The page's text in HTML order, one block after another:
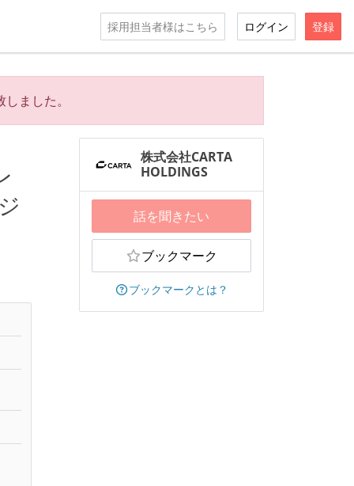
採用担当者様はこちら ログイン 登録
ました。
株式会社CARTA
HOLDINGS
話を聞きたい
ブックマーク
ブックマークとは？